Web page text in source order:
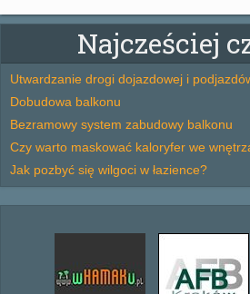
Najcześciej
Utwardzanie drogi dojazdowej i
Dobudowa balkonu
Bezramowy system zabudowy balkonu
Czy warto maskować kaloryfer we
Jak pozbyć się wilgoci w łazience?